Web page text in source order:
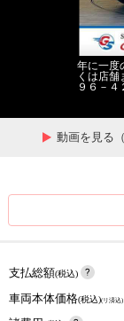
年に一度
くは店舗
９６－４
動画を見る（
支払総額(税込)
車両本体価格(税込)(リ済込)